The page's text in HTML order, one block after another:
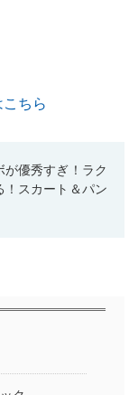
こちら
優秀すぎ！ラク
！スカート＆パン